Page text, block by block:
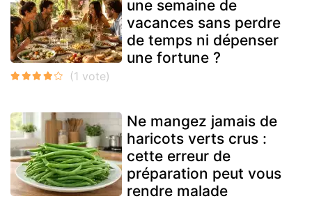
une semaine de
vacances sans perdre
de temps ni dépenser
une fortune ?
Ne mangez jamais de
haricots verts crus :
cette erreur de
préparation peut vous
rendre malade